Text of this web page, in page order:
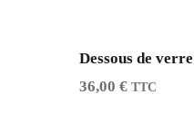
Dessous de verre
36,00 € TTC